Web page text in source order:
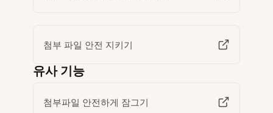
첨부 파일 안전 지키기
유사 기능
첨부파일 안전하게 잠그기